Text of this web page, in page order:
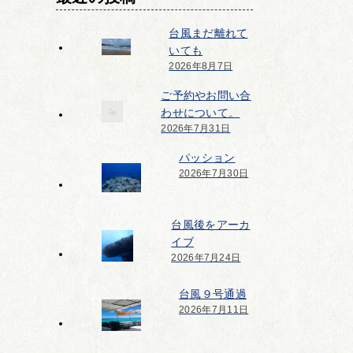
台風まだ離れて
いても
2026年8月7日
ご予約やお問い合
わせについて。
2026年7月31日
パッション
2026年7月30日
台風後をアーカ
イブ
2026年7月24日
台風９号通過
2026年7月11日